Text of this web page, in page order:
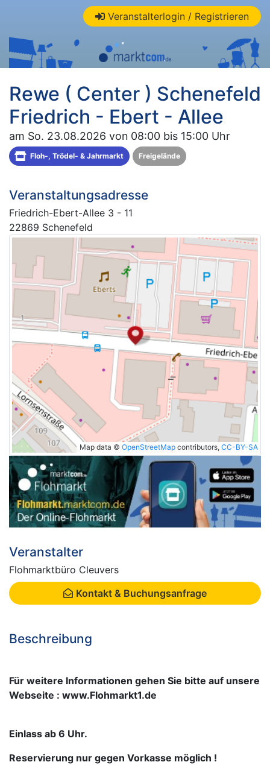
Veranstalterlogin / Registrieren
Rewe ( Center ) Schenefeld
Friedrich - Ebert - Allee
am So. 23.08.2026 von 08:00 bis 15:00 Uhr
Floh-, Trödel- & Jahrmarkt Freigelände
Veranstaltungsadresse
Friedrich-Ebert-Allee 3 - 11
22869 Schenefeld
Map data © OpenStreetMap contributors, CC-BY-SA
Veranstalter
Flohmarktbüro Cleuvers
Kontakt & Buchungsanfrage
Beschreibung
Für weitere Informationen gehen Sie bitte auf unsere
Webseite : www.Flohmarkt1.de
Einlass ab 6 Uhr.
Reservierung nur gegen Vorkasse möglich !